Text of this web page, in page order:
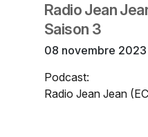
Radio Jean
Saison 3
08 novembre 2023
Podcast:
Radio Jean Jean